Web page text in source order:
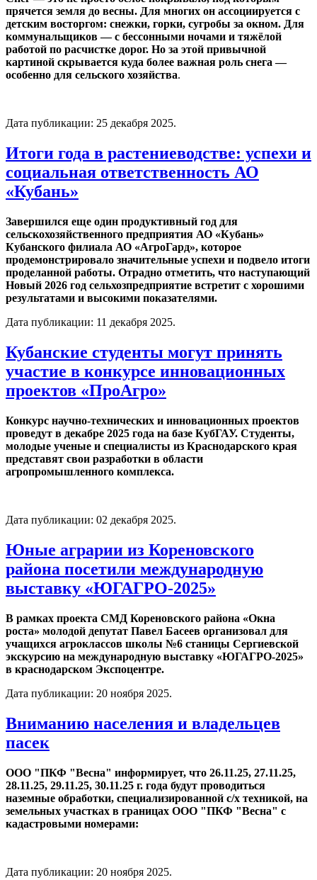
прячется земля до весны. Для многих он ассоциируется с
детским восторгом: снежки, горки, сугробы за окном. Для
коммунальщиков — с бессонными ночами и тяжёлой
работой по расчистке дорог. Но за этой привычной
картиной скрывается куда более важная роль снега —
особенно для сельского хозяйства.
Дата публикации: 25 декабря 2025.
Итоги года в растениеводстве: успехи и
социальная ответственность АО
«Кубань»
Завершился еще один продуктивный год для
сельскохозяйственного предприятия АО «Кубань»
Кубанского филиала АО «АгроГард», которое
продемонстрировало значительные успехи и подвело итоги
проделанной работы. Отрадно отметить, что наступающий
Новый 2026 год сельхозпредприятие встретит с хорошими
результатами и высокими показателями.
Дата публикации: 11 декабря 2025.
Кубанские студенты могут принять
участие в конкурсе инновационных
проектов «ПроАгро»
Конкурс научно-технических и инновационных проектов
проведут в декабре 2025 года на базе КубГАУ. Студенты,
молодые ученые и специалисты из Краснодарского края
представят свои разработки в области
агропромышленного комплекса.
Дата публикации: 02 декабря 2025.
Юные аграрии из Кореновского
района посетили международную
выставку «ЮГАГРО-2025»
В рамках проекта СМД Кореновского района «Окна
роста» молодой депутат Павел Басеев организовал для
учащихся агроклассов школы №6 станицы Сергиевской
экскурсию на международную выставку «ЮГАГРО-2025»
в краснодарском Экспоцентре.
Дата публикации: 20 ноября 2025.
Вниманию населения и владельцев
пасек
ООО "ПКФ "Весна" информирует, что 26.11.25, 27.11.25,
28.11.25, 29.11.25, 30.11.25 г. года будут проводиться
наземные обработки, специализированной с/х техникой, на
земельных участках в границах ООО "ПКФ "Весна" с
кадастровыми номерами:
Дата публикации: 20 ноября 2025.